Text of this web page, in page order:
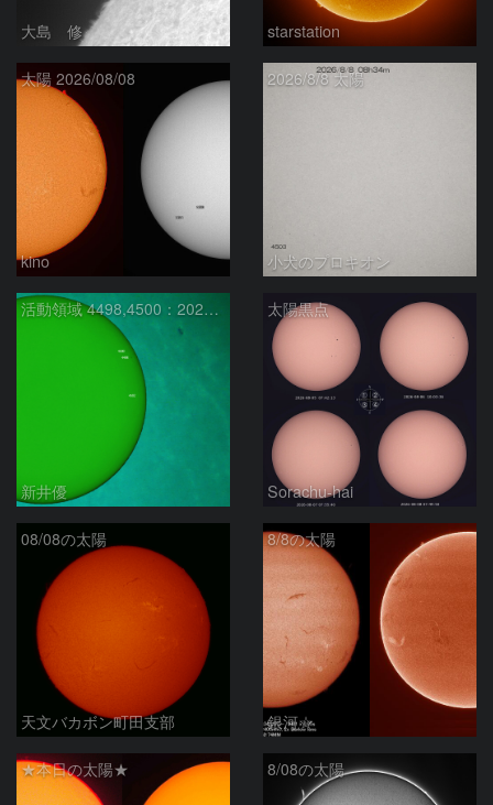
大島 修 starstation
太陽 2026/08/08
kino
2026/8/8 太陽
小犬のプロキオン
活動領域 4498,4500：2026/08/08
新井優
太陽黒点
Sorachu-hai
08/08の太陽
天文バカボン町田支部
8/8の太陽
銀河☆
★本日の太陽★ 8/08の太陽